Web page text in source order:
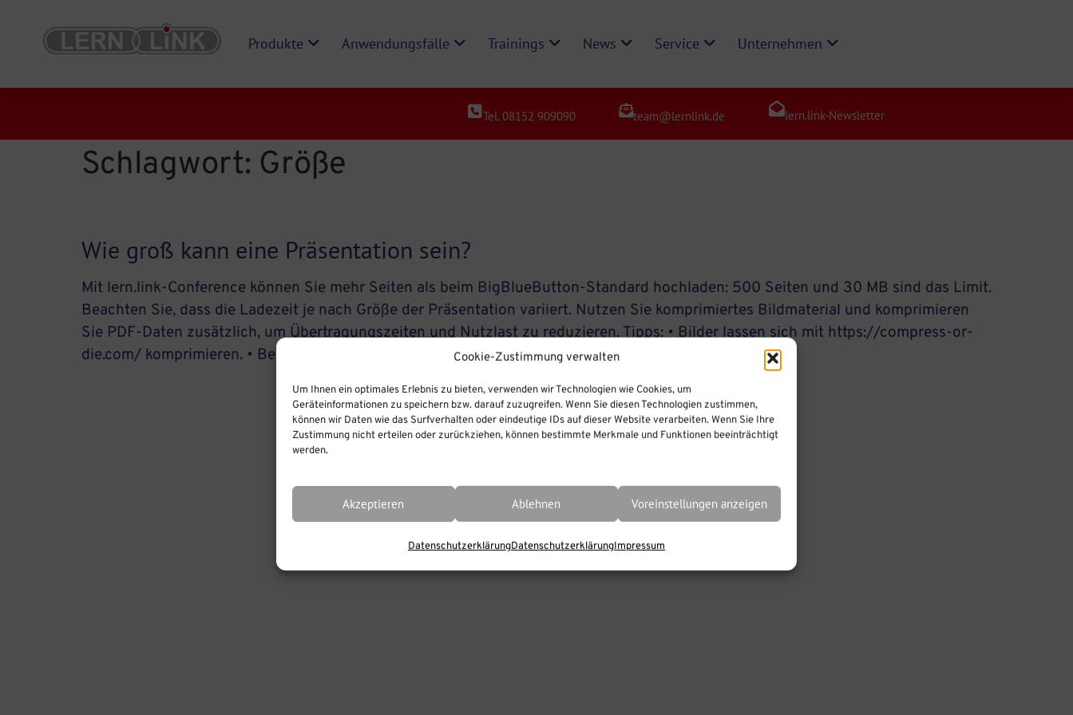
Cookie-Zustimmung verwalten
Um Ihnen ein optimales Erlebnis zu bieten, verwenden wir Technologien wie Cookies, um
Geräteinformationen zu speichern bzw. darauf zuzugreifen. Wenn Sie diesen Technologien zustimmen,
können wir Daten wie das Surfverhalten oder eindeutige IDs auf dieser Website verarbeiten. Wenn Sie Ihre
Zustimmung nicht erteilen oder zurückziehen, können bestimmte Merkmale und Funktionen beeinträchtigt
werden.
Akzeptieren Ablehnen Voreinstellungen anzeigen
DatenschutzerklärungDatenschutzerklärungImpressum
Produkte Anwendungsfälle Trainings News Service Unternehmen
Tel. 08152 909090 team@lernlink.de lern.link-Newsletter
Schlagwort: Größe
Wie groß kann eine Präsentation sein?
Mit lern.link-Conference können Sie mehr Seiten als beim BigBlueButton-Standard hochladen: 500 Seiten und 30 MB sind das Limit.
Beachten Sie, dass die Ladezeit je nach Größe der Präsentation variiert. Nutzen Sie komprimiertes Bildmaterial und komprimieren
Sie PDF-Daten zusätzlich, um Übertragungszeiten und Nutzlast zu reduzieren. Tipps: • Bilder lassen sich mit https://compress-or-
die.com/ komprimieren. • Bei https://smallpdf.com/ […]